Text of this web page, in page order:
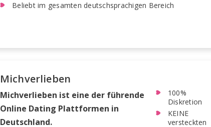
Beliebt im gesamten deutschsprachigen Bereich
Michverlieben
Michverlieben ist eine der führende
Online Dating Plattformen in
Deutschland.
100%
Diskretion
KEINE
versteckten